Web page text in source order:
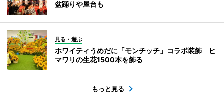
盆踊りや屋台も
見る・遊ぶ
ホワイティうめだに「モンチッチ」コラボ装飾 ヒ
マワリの生花1500本を飾る
もっと見る